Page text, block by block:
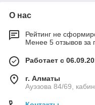
О нас
Рейтинг не
Менее 5 отзывов за
Работает с
г. Алматы
Ауэзова 84/69,